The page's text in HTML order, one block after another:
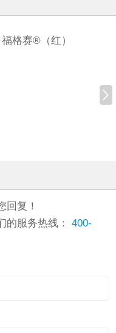
福格赛®（红）
回复！
的服务热线： 400-